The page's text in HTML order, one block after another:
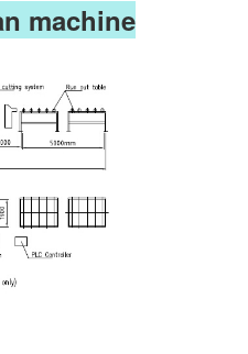
machine